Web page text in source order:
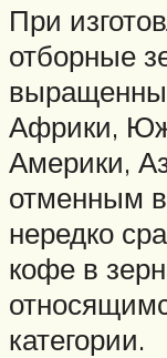
При
отборные
Африки,
Америки,
отменным
нередко
кофе в
категории.